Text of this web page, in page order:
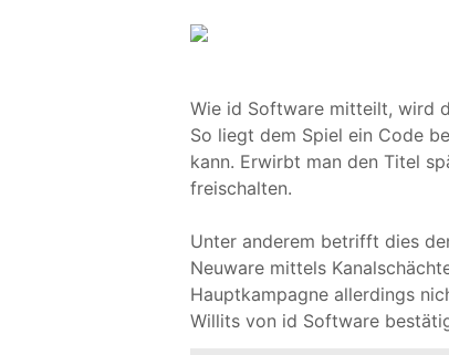
Wie id Software mitteilt, wird
So liegt dem Spiel ein Code
kann. Erwirbt man den Titel
freischalten.
Unter anderem betrifft dies
Neuware mittels
Hauptkampagne allerdings
Willits von id Software